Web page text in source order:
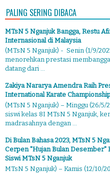
PALING SERING DIBACA
MTsN 5 Nganjuk Bangga, Restu
Internasional di Malaysia
(MTsN 5 Nganjuk) - Senin (1/9/
menorehkan prestasi
datang dari ...
Zakiya Nararya Amendra Raih
International Karate
(MTsN 5 Nganjuk) – Minggu (26/
siswi kelas 8I MTsN 5 Nganjuk,
madrasahnya dengan ...
Di Bulan Bahasa 2023, MTsN 5
Cerpen "Hujan Bulan Desember"
Siswi MTsN 5 Nganjuk
MTsN 5 Nganjuk) – Kamis (12/10/